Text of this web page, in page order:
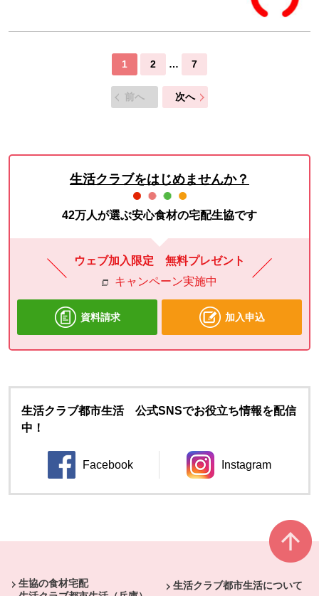
1 2 … 7
前へ 次へ
生活クラブをはじめませんか？
42万人が選ぶ安心食材の宅配生協です
ウェブ加入限定 無料プレゼント
キャンペーン実施中
資料請求 加入申込
生活クラブ都市生活 公式SNSでお役立ち情報を配信
中！
Facebook
別のウィンドウで開きます。
Instagram
別のウィンドウ
生協の食材宅配
生活クラブ都市生活について